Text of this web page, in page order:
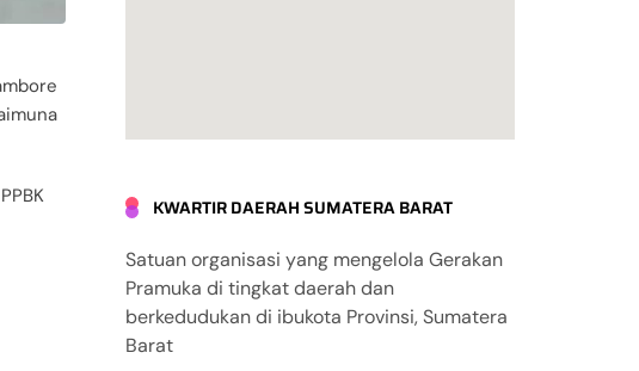
KWARTIR DAERAH SUMATERA BARAT
Satuan organisasi yang mengelola Gerakan
Pramuka di tingkat daerah dan
berkedudukan di ibukota Provinsi, Sumatera
Barat